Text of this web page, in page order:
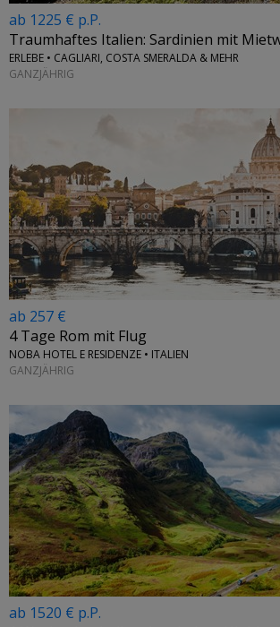
ab 1225 € p.P.
Traumhaftes Italien: Sardinien mit
ERLEBE • CAGLIARI, COSTA SMERALDA & MEHR
GANZJÄHRIG
ab 257 €
4 Tage Rom mit Flug
NOBA HOTEL E RESIDENZE • ITALIEN
GANZJÄHRIG
ab 1520 € p.P.